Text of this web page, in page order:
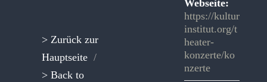
> Zurück zur
Hauptseite /
> Back to
Webseite:
https://kultur
institut.org/t
heater-
konzerte/ko
nzerte